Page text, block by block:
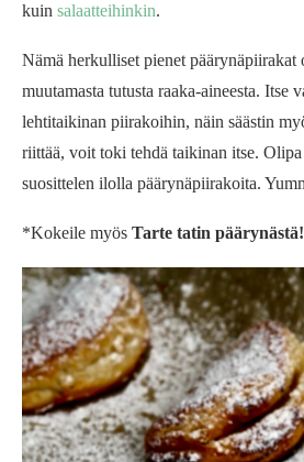
kuin salaatteihinkin.
Nämä herkulliset pienet päärynäpiirakat
muutamasta tutusta raaka-aineesta. Itse
lehtitaikinan piirakoihin, näin säästin
riittää, voit toki tehdä taikinan itse.
suosittelen ilolla päärynäpiirakoita.
*Kokeile myös Tarte tatin päärynästä!